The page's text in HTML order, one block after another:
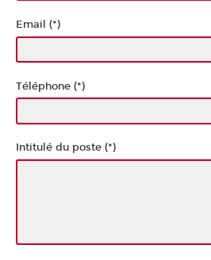
Email (*)
Téléphone (*)
Intitulé du poste (*)